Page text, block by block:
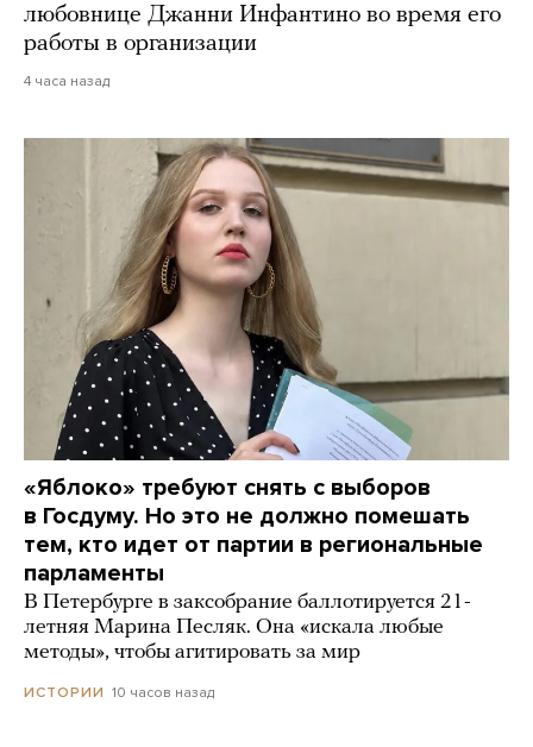
любовнице Джанни Инфантино во время его
работы в организации
4 часа назад
«Яблоко» требуют снять с выборов
в Госдуму. Но это не должно помешать
тем, кто идет от партии в региональные
парламенты
В Петербурге в заксобрание баллотируется 21-
летняя Марина Песляк. Она «искала любые
методы», чтобы агитировать за мир
ИСТОРИИ 10 часов назад